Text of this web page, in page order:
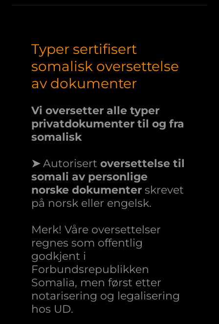
Typer sertifisert
somalisk oversettelse
av dokumenter
Vi oversetter alle typer
privatdokumenter til og fra
somalisk
➤Autorisert oversettelse til
somali av personlige
norske dokumenter skrevet
på norsk eller engelsk.
Merk! Våre oversettelser
regnes som offentlig
godkjent i
Forbundsrepublikken
Somalia, men først etter
notarisering og legalisering
hos UD.